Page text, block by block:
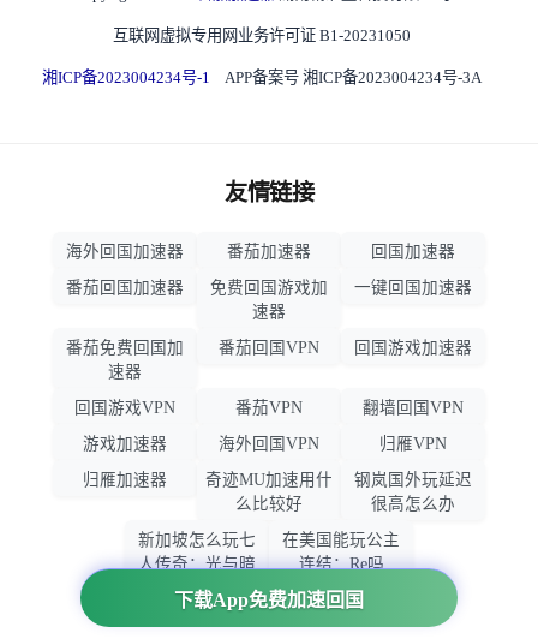
下载App免费加速回国
互联网虚拟专用网业务许可证 B1-20231050
湘ICP备2023004234号-1 APP备案号 湘ICP备2023004234号-3A
友情链接
海外回国加速器 番茄加速器
回国加速器
番茄回国加速器
免费回国游戏加
速器
一键回国加速器
番茄免费回国加
速器
番茄回国VPN 回国游戏加速器
回国游戏VPN 番茄VPN
翻墙回国VPN
游戏加速器
海外回国VPN
归雁VPN
归雁加速器
奇迹MU加速用什
么比较好
钢岚国外玩延迟
很高怎么办
新加坡怎么玩七
人传奇：光与暗
之交战
在美国能玩公主
连结：Re吗